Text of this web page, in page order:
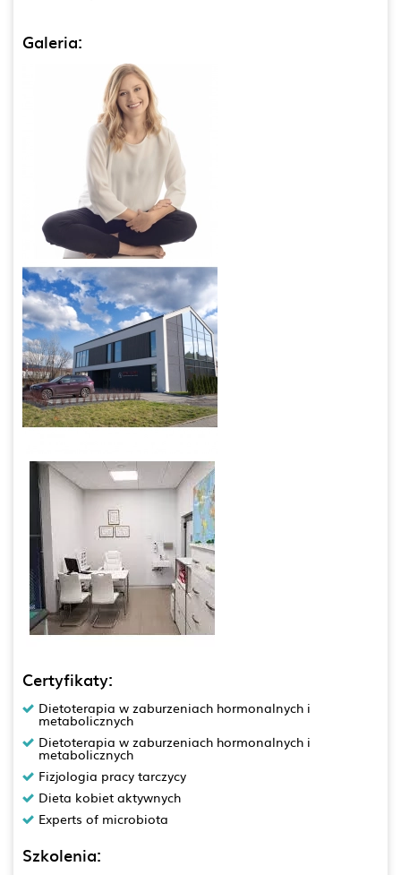
Galeria:
Certyfikaty:
Dietoterapia w zaburzeniach hormonalnych i
metabolicznych
Dietoterapia w zaburzeniach hormonalnych i
metabolicznych
Fizjologia pracy tarczycy
Dieta kobiet aktywnych
Experts of microbiota
Szkolenia: